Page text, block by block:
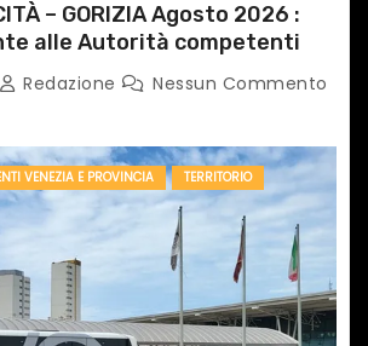
– GORIZIA Agosto 2026 :
alle Autorità competenti
Redazione Nessun Commento
VENEZIA E PROVINCIA TERRITORIO